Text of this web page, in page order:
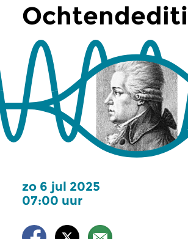
zo 6 jul 2025
07:00 uur